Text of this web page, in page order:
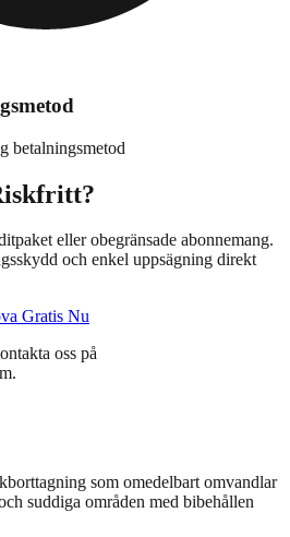
betalningsmetod
eller obegränsade abonnemang.
och enkel uppsägning direkt
Gratis Nu
oss på
.
som omedelbart omvandlar
suddiga områden med bibehållen